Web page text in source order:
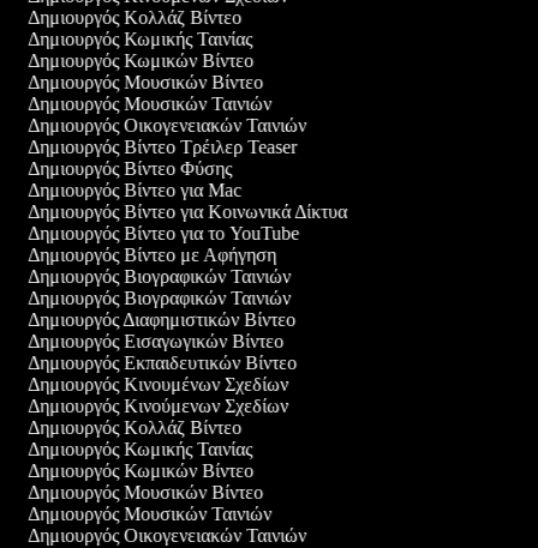
Δημιουργός Κολλάζ Βίντεο
Δημιουργός Κωμικής Ταινίας
Δημιουργός Κωμικών Βίντεο
Δημιουργός Μουσικών Βίντεο
Δημιουργός Μουσικών Ταινιών
Δημιουργός Οικογενειακών Ταινιών
Δημιουργός Βίντεο Τρέιλερ Teaser
Δημιουργός Βίντεο Φύσης
Δημιουργός Βίντεο για Mac
Δημιουργός Βίντεο για Κοινωνικά Δίκτυα
Δημιουργός Βίντεο για το YouTube
Δημιουργός Βίντεο με Αφήγηση
Δημιουργός Βιογραφικών Ταινιών
Δημιουργός Βιογραφικών Ταινιών
Δημιουργός Διαφημιστικών Βίντεο
Δημιουργός Εισαγωγικών Βίντεο
Δημιουργός Εκπαιδευτικών Βίντεο
Δημιουργός Κινουμένων Σχεδίων
Δημιουργός Κινούμενων Σχεδίων
Δημιουργός Κολλάζ Βίντεο
Δημιουργός Κωμικής Ταινίας
Δημιουργός Κωμικών Βίντεο
Δημιουργός Μουσικών Βίντεο
Δημιουργός Μουσικών Ταινιών
Δημιουργός Οικογενειακών Ταινιών